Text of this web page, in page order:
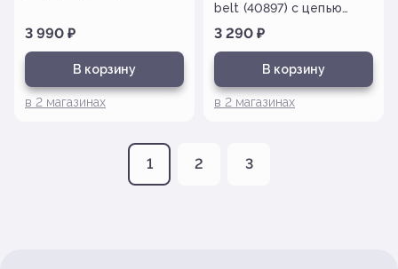
3 990 ₽
В корзину
в 2 магазинах
belt (40897) c цепью
на пряжке
3 290 ₽
В корзину
в 2 магазинах
1 2 3